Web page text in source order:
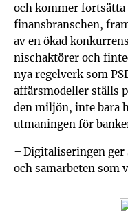
och kommer
finansbranschen,
av en ökad
nischaktörer och
nya regelverk som
affärsmodeller ställs
den miljön, inte bara
utmaningen för
– Digitaliseringen
och samarbeten som